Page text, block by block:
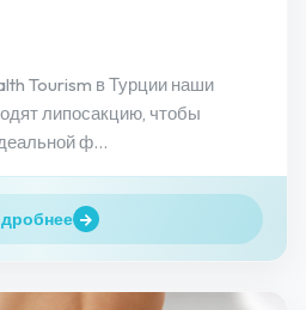
Tourism в Турции наши
липосакцию, чтобы
ф...